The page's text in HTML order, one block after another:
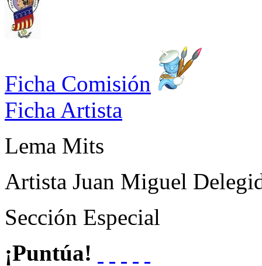
Ficha Comisión
Ficha Artista
Lema Mits
Artista Juan Miguel
Sección Especial
¡Puntúa!